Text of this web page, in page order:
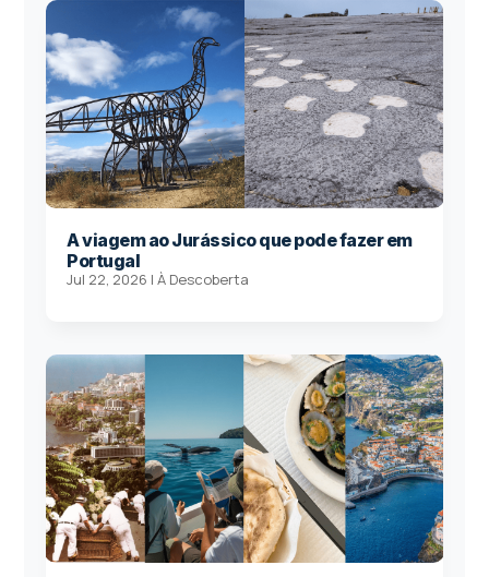
A viagem ao Jurássico que pode fazer em
Portugal
Jul 22, 2026 |À Descoberta